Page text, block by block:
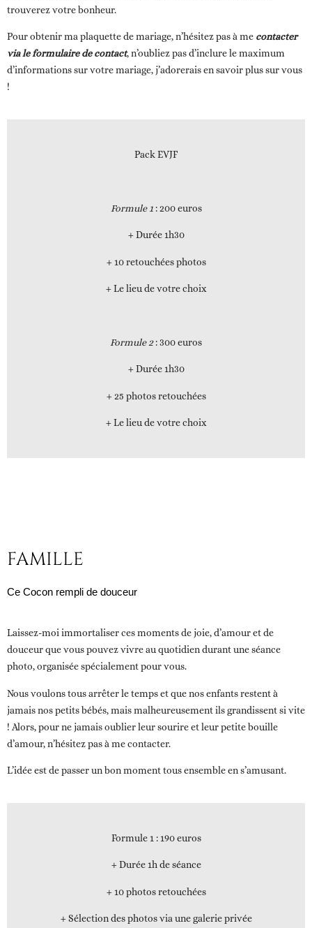
trouverez votre bonheur.
Pour obtenir ma plaquette de mariage, n’hésitez pas à me contacter
via le formulaire de contact, n’oubliez pas d’inclure le maximum
d’informations sur votre mariage, j’adorerais en savoir plus sur vous
!
Pack EVJF
Formule 1: 200 euros
+ Durée 1h30
+ 10 retouchées photos
+ Le lieu de votre choix
Formule 2 : 300 euros
+ Durée 1h30
+ 25 photos retouchées
+ Le lieu de votre choix
FAMILLE
Ce Cocon rempli de douceur
Laissez-moi immortaliser ces moments de joie, d’amour et de
douceur que vous pouvez vivre au quotidien durant une séance
photo, organisée spécialement pour vous.
Nous voulons tous arrêter le temps et que nos enfants restent à
jamais nos petits bébés, mais malheureusement ils grandissent si vite
! Alors, pour ne jamais oublier leur sourire et leur petite bouille
d’amour, n’hésitez pas à me contacter.
L’idée est de passer un bon moment tous ensemble en s’amusant.
Formule 1 : 190 euros
+ Durée 1h de séance
+ 10 photos retouchées
+ Sélection des photos via une galerie privée